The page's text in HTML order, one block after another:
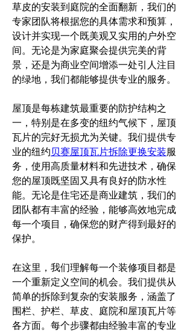
草皮的安装到庭院的全面翻新，我们的
专家团队将根据您的具体需求和预算，
设计并实现一个既美观又实用的户外空
间。无论是为家庭聚会提供完美的背
景，还是为商业空间增添一处引人注目
的绿地，我们都能够提供专业的服务。
屋顶是每栋建筑最重要的防护结构之
一，特别是在多变的纽约气候下，屋顶
瓦片的完好无损尤为关键。我们提供专
业的纽约贝赛屋顶瓦片拆除更换安装服
务，使用高质量材料和先进技术，确保
您的屋顶既坚固又具有良好的防水性
能。无论是住宅还是商业建筑，我们的
团队都有丰富的经验，能够高效地完成
每一个项目，确保您的财产得到最好的
保护。
在这里，我们理解每一个装修项目都是
一个重新定义空间的机会。我们提供从
简单的拆除到复杂的安装服务，涵盖了
围栏、护栏、草皮、庭院和屋顶瓦片等
各方面。每个步骤都由经验丰富的专业